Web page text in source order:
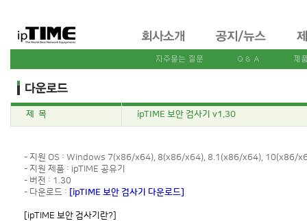
제 목 ipTIME 보안 검사기 v1.30
- 지원 OS : Windows 7(x86/x64), 8(x86/x64), 8.1(x86/x64), 10(x86/
- 지원 제품 : ipTIME 공유기
- 버전 : 1.30
- 다운로드 :
[ipTIME 보안 검사기 다운로드]
[ipTIME 보안 검사기란?]